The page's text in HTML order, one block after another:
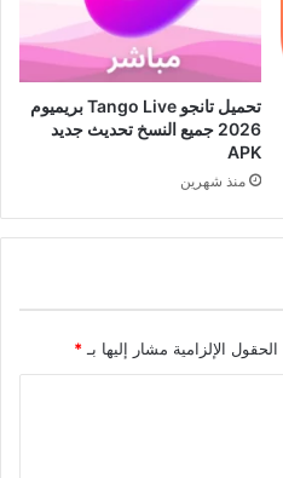
تحميل تانجو Tango Live بريميوم
2026 جميع النسخ تحديث جديد
APK
منذ شهرين
الحقول الإلزامية مشار إليها بـ *